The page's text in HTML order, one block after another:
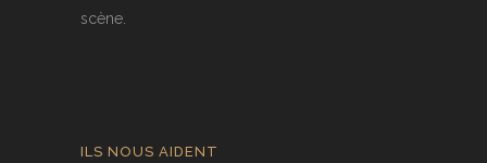
scène.
ILS NOUS AIDENT